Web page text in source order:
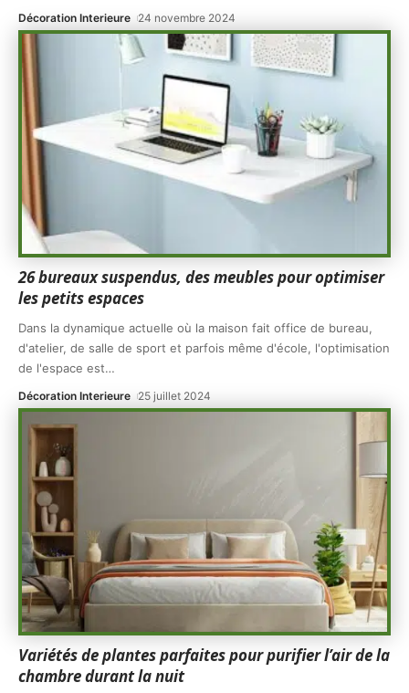
Décoration Interieure 24 novembre 2024
26 bureaux suspendus, des meubles pour optimiser
les petits espaces
Dans la dynamique actuelle où la maison fait office de bureau,
d'atelier, de salle de sport et parfois même d'école, l'optimisation
de l'espace est…
Décoration Interieure 25 juillet 2024
Variétés de plantes parfaites pour purifier l’air de la
chambre durant la nuit